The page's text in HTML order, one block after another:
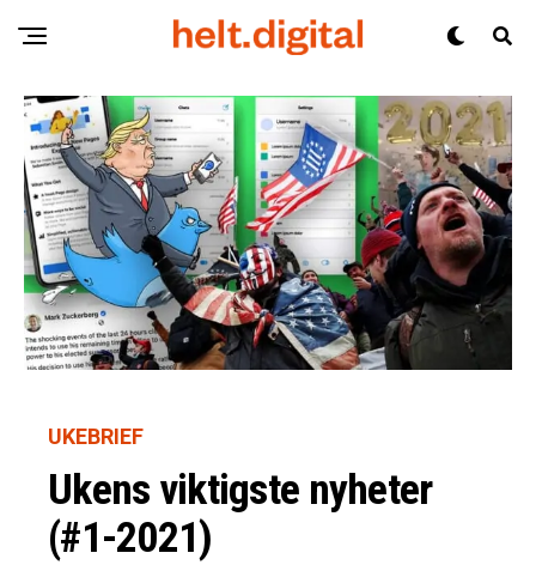
UKEBRIEF
Ukens viktigste nyheter
(#1-2021)